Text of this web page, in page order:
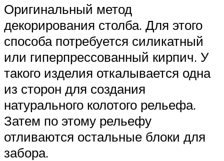
Оригинальный метод
декорирования столба. Для этого
способа потребуется силикатный
или гиперпрессованный кирпич. У
такого изделия откалывается одна
из сторон для создания
натурального колотого рельефа.
Затем по этому рельефу
отливаются остальные блоки для
забора.